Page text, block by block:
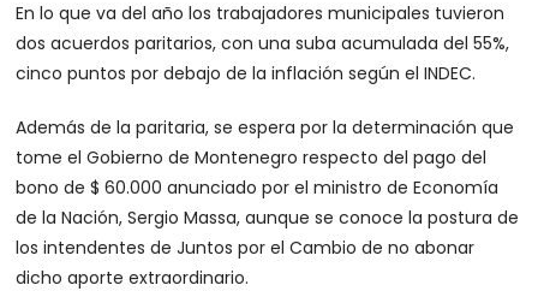
En lo que va del año los trabajadores municipales tuvieron
dos acuerdos paritarios, con una suba acumulada del 55%,
cinco puntos por debajo de la inflación según el INDEC.
Además de la paritaria, se espera por la determinación que
tome el Gobierno de Montenegro respecto del pago del
bono de $ 60.000 anunciado por el ministro de Economía
de la Nación, Sergio Massa, aunque se conoce la postura de
los intendentes de Juntos por el Cambio de no abonar
dicho aporte extraordinario.